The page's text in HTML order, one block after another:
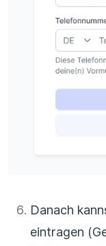
Danach
eintragen